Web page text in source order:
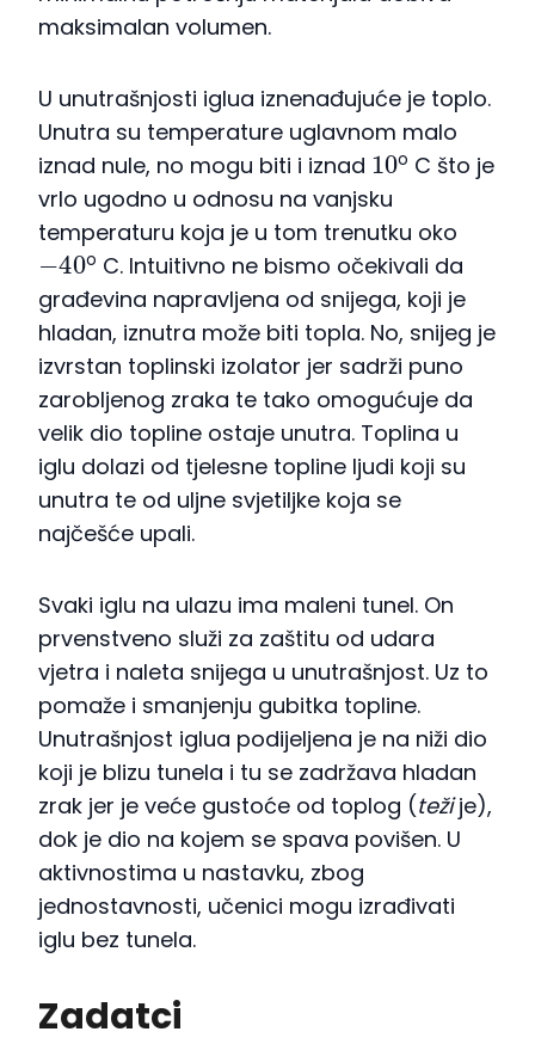
maksimalan volumen.
U unutrašnjosti iglua iznenađujuće je toplo.
Unutra su temperature uglavnom malo
iznad nule, no mogu biti i iznad
10o C što je
vrlo ugodno u odnosu na vanjsku
temperaturu koja je u tom trenutku oko
−40o C. Intuitivno ne bismo očekivali da
građevina napravljena od snijega, koji je
hladan, iznutra može biti topla. No, snijeg je
izvrstan toplinski izolator jer sadrži puno
zarobljenog zraka te tako omogućuje da
velik dio topline ostaje unutra. Toplina u
iglu dolazi od tjelesne topline ljudi koji su
unutra te od uljne svjetiljke koja se
najčešće upali.
Svaki iglu na ulazu ima maleni tunel. On
prvenstveno služi za zaštitu od udara
vjetra i naleta snijega u unutrašnjost. Uz to
pomaže i smanjenju gubitka topline.
Unutrašnjost iglua podijeljena je na niži dio
koji je blizu tunela i tu se zadržava hladan
zrak jer je veće gustoće od toplog (težije),
dok je dio na kojem se spava povišen. U
aktivnostima u nastavku, zbog
jednostavnosti, učenici mogu izrađivati
iglu bez tunela.
Zadatci